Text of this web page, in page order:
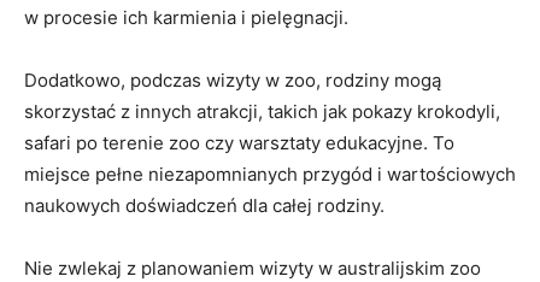
w procesie ich karmienia i pielęgnacji.
Dodatkowo, podczas wizyty w zoo, rodziny mogą
⁢skorzystać z innych atrakcji,⁣ takich jak ⁤pokazy krokodyli,
safari po terenie zoo czy warsztaty edukacyjne. To
miejsce pełne niezapomnianych przygód i wartościowych
naukowych‌ doświadczeń dla całej rodziny.
Nie zwlekaj z planowaniem wizyty w australijskim zoo